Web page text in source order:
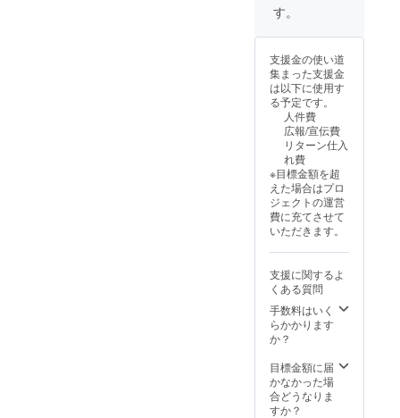
す。
支援金の使い道
集まった支援金
は以下に使用す
る予定です。
人件費
広報/宣伝費
リターン仕入
れ費
※目標金額を超
えた場合はプロ
ジェクトの運営
費に充てさせて
いただきます。
支援に関するよ
くある質問
手数料はいく
らかかります
か？
目標金額に届
かなかった場
合どうなりま
すか？